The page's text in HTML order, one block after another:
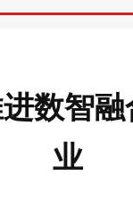
数智
业